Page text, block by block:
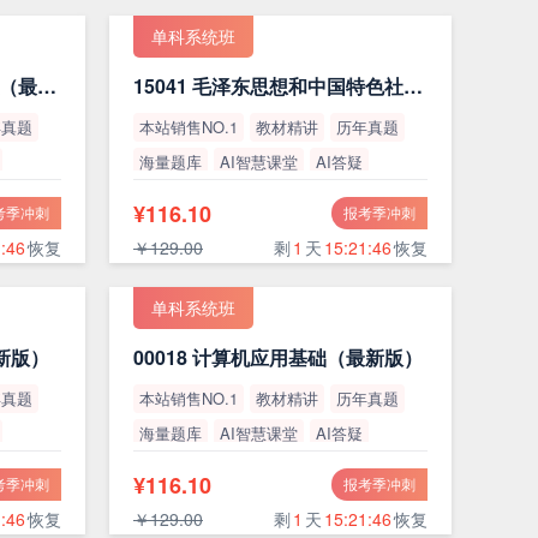
15044 马克思主义基本原理（最新版）
题
季冲刺
恢复
单科系统班
15041 毛泽东思想和中国特色社会主义理论体系概论（最新版）
本站销售NO.1 教材精讲
历年真题
海量题库
AI智慧课堂
AI答疑
报考季冲刺
¥116.10
￥129.00 剩1 天 15:21:45恢复
）
题
季冲刺
恢复
单科系统班
00018 计算机应用基础（最新版）
本站销售NO.1 教材精讲
历年真题
海量题库
AI智慧课堂
AI答疑
报考季冲刺
¥116.10
￥129.00 剩1 天 15:21:45恢复